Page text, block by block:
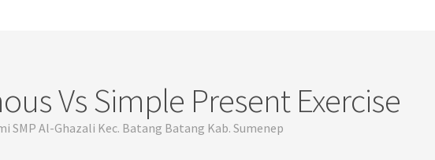
Vs Simple Present Exercise
SMP Al-Ghazali Kec. Batang Batang Kab. Sumenep